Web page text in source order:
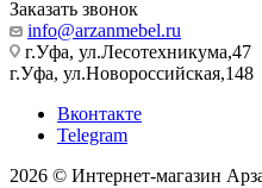
Заказать звонок
info@arzanmebel.ru
г.Уфа, ул.Лесотехникума,47
г.Уфа, ул.Новороссийская,148
Вконтакте
Telegram
2026 © Интернет-магазин